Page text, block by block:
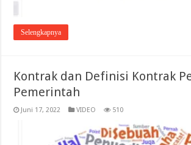
Selengkapnya
Kontrak dan Definisi Kontrak
Pemerintah
Juni 17, 2022 VIDEO 510